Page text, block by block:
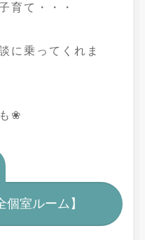
育て・・・
に乗ってくれま
❀
個室ルーム】